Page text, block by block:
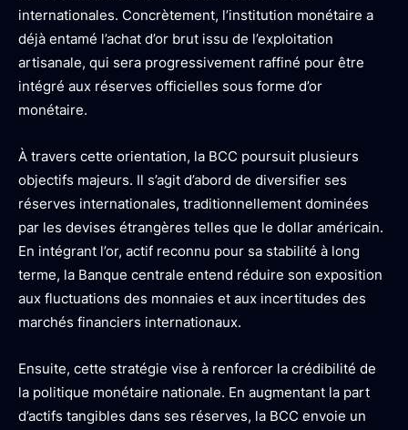
internationales. Concrètement, l’institution monétaire a
déjà entamé l’achat d’or brut issu de l’exploitation
artisanale, qui sera progressivement raffiné pour être
intégré aux réserves officielles sous forme d’or
monétaire.
À travers cette orientation, la BCC poursuit plusieurs
objectifs majeurs. Il s’agit d’abord de diversifier ses
réserves internationales, traditionnellement dominées
par les devises étrangères telles que le dollar américain.
En intégrant l’or, actif reconnu pour sa stabilité à long
terme, la Banque centrale entend réduire son exposition
aux fluctuations des monnaies et aux incertitudes des
marchés financiers internationaux.
Ensuite, cette stratégie vise à renforcer la crédibilité de
la politique monétaire nationale. En augmentant la part
d’actifs tangibles dans ses réserves, la BCC envoie un